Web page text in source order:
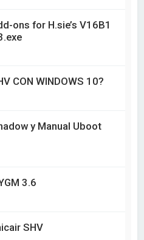
ons for H.sie’s V16B1
CON WINDOWS 10?
y Manual Uboot
3.6
SHV